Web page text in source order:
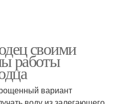
своими
работы
вариант